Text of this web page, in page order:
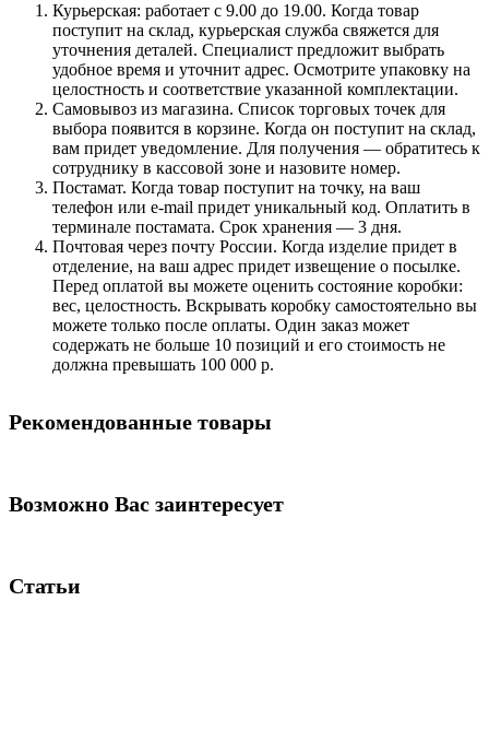
Курьерская: работает с 9.00 до 19.00. Когда товар
поступит на склад, курьерская служба свяжется для
уточнения деталей. Специалист предложит выбрать
удобное время и уточнит адрес. Осмотрите упаковку на
целостность и соответствие указанной комплектации.
Самовывоз из магазина. Список торговых точек для
выбора появится в корзине. Когда он поступит на склад,
вам придет уведомление. Для получения — обратитесь к
сотруднику в кассовой зоне и назовите номер.
Постамат. Когда товар поступит на точку, на ваш
телефон или e-mail придет уникальный код. Оплатить в
терминале постамата. Срок хранения — 3 дня.
Почтовая через почту России. Когда изделие придет в
отделение, на ваш адрес придет извещение о посылке.
Перед оплатой вы можете оценить состояние коробки:
вес, целостность. Вскрывать коробку самостоятельно вы
можете только после оплаты. Один заказ может
содержать не больше 10 позиций и его стоимость не
должна превышать 100 000 р.
Рекомендованные товары
Возможно Вас заинтересует
Статьи